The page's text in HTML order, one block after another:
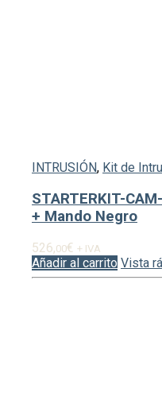
INTRUSIÓN, Kit de
STARTERKIT-
+ Mando Negro
526,00€ + IVA
Añadir al carrito Vista